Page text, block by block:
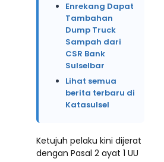
Enrekang Dapat
Tambahan
Dump Truck
Sampah dari
CSR Bank
Sulselbar
Lihat semua
berita terbaru di
Katasulsel
Ketujuh pelaku kini dijerat
dengan Pasal 2 ayat 1 UU